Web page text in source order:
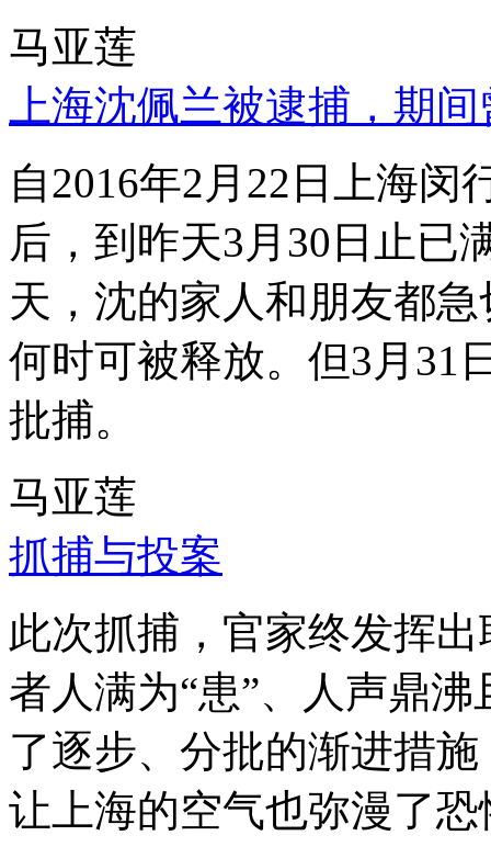
马亚莲
上海沈佩兰被逮捕，期
自2016年2月22日上海
后，到昨天3月30日止已
天，沈的家人和朋友都
何时可被释放。但3月31
批捕。
马亚莲
抓捕与投案
此次抓捕，官家终发挥
者人满为“患”、人声鼎
了逐步、分批的渐进措
让上海的空气也弥漫了